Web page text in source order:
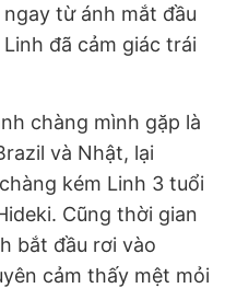
từ ánh mắt đầu
đã cảm giác trái
chàng mình gặp là
và Nhật, lại
kém Linh 3 tuổi
Cũng thời gian
bắt đầu rơi vào
cảm thấy mệt mỏi